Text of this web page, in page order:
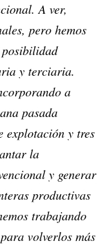
A ver,
pero hemos
y terciaria.
a
pasada
explotación y tres
la
y generar
productivas
trabajando
volverlos más